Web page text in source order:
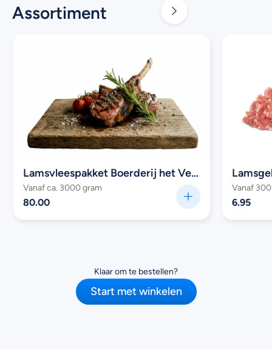
Assortiment
Lamsvleespakket Boerderij het Veldhuis
Vanaf ca. 3000 gram
80.00
Vanaf
6.95
Klaar om te bestellen?
Start met winkelen